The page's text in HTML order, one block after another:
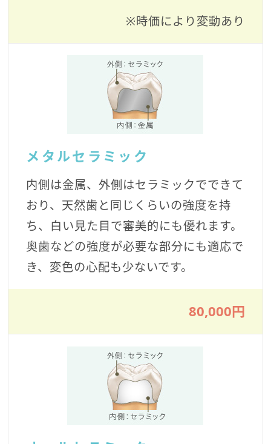
※時価により変動あり
メタルセラミック
内側は金属、外側はセラミックでできて
おり、天然歯と同じくらいの強度を持
ち、白い見た目で審美的にも優れます。
奥歯などの強度が必要な部分にも適応で
き、変色の心配も少ないです。
80,000円